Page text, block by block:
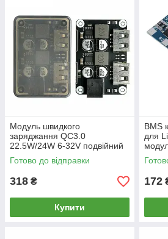
Модуль швидкого
заряджання QC3.0
22.5W/24W 6-32V подвійний
USB понижуючий
перетворювач у корпусі
Готово до відправки
318 ₴
Купити
BMS
для
172